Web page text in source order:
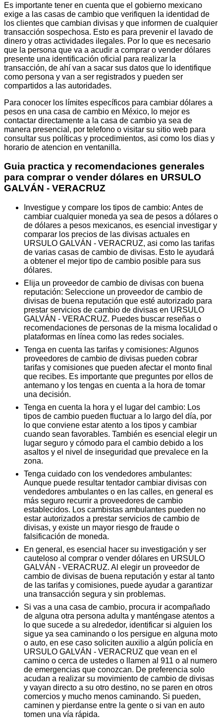
Es importante tener en cuenta que el gobierno mexicano
exige a las casas de cambio que verifiquen la identidad de
los clientes que cambian divisas y que informen de cualquier
transacción sospechosa. Esto es para prevenir el lavado de
dinero y otras actividades ilegales. Por lo que es necesario
que la persona que va a acudir a comprar o vender dólares
presente una identificación oficial para realizar la
transacción, de ahí van a sacar sus datos que lo identifique
como persona y van a ser registrados y pueden ser
compartidos a las autoridades.
Para conocer los límites específicos para cambiar dólares a
pesos en una casa de cambio en México, lo mejor es
contactar directamente a la casa de cambio ya sea de
manera presencial, por telefono o visitar su sitio web para
consultar sus políticas y procedimientos, asi como los dias y
horario de atencion en ventanilla.
Guia practica y recomendaciones generales
para comprar o vender dólares en URSULO
GALVÁN - VERACRUZ
Investigue y compare los tipos de cambio: Antes de
cambiar cualquier moneda ya sea de pesos a dólares o
de dólares a pesos mexicanos, es esencial investigar y
comparar los precios de las divisas actuales en
URSULO GALVÁN - VERACRUZ, asi como las tarifas
de varias casas de cambio de divisas. Esto le ayudará
a obtener el mejor tipo de cambio posible para sus
dólares.
Elija un proveedor de cambio de divisas con buena
reputación: Seleccione un proveedor de cambio de
divisas de buena reputación que esté autorizado para
prestar servicios de cambio de divisas en URSULO
GALVÁN - VERACRUZ. Puedes buscar reseñas o
recomendaciones de personas de la misma localidad o
plataformas en línea como las redes sociales.
Tenga en cuenta las tarifas y comisiones: Algunos
proveedores de cambio de divisas pueden cobrar
tarifas y comisiones que pueden afectar el monto final
que recibes. Es importante que preguntes por ellos de
antemano y los tengas en cuenta a la hora de tomar
una decisión.
Tenga en cuenta la hora y el lugar del cambio: Los
tipos de cambio pueden fluctuar a lo largo del día, por
lo que conviene estar atento a los tipos y cambiar
cuando sean favorables. También es esencial elegir un
lugar seguro y cómodo para el cambio debido a los
asaltos y el nivel de inseguridad que prevalece en la
zona.
Tenga cuidado con los vendedores ambulantes:
Aunque puede resultar tentador cambiar divisas con
vendedores ambulantes o en las calles, en general es
más seguro recurrir a proveedores de cambio
establecidos. Los cambistas ambulantes pueden no
estar autorizados a prestar servicios de cambio de
divisas, y existe un mayor riesgo de fraude o
falsificación de moneda.
En general, es esencial hacer su investigación y ser
cauteloso al comprar o vender dólares en URSULO
GALVÁN - VERACRUZ. Al elegir un proveedor de
cambio de divisas de buena reputación y estar al tanto
de las tarifas y comisiones, puede ayudar a garantizar
una transacción segura y sin problemas.
Si vas a una casa de cambio, procura ir acompañado
de alguna otra persona adulta y manténgase atentos a
lo que sucede a su alrededor, identificar si alguien los
sigue ya sea caminando o los persigue en alguna moto
o auto, en ese caso soliciten auxilio a algún policía en
URSULO GALVÁN - VERACRUZ que vean en el
camino o cerca de ustedes o llamen al 911 o al numero
de emergencias que conozcan. De preferencia solo
acudan a realizar su movimiento de cambio de divisas
y vayan directo a su otro destino, no se paren en otros
comercios y mucho menos caminando. Si pueden,
caminen y pierdanse entre la gente o si van en auto
tomen una vía rápida.